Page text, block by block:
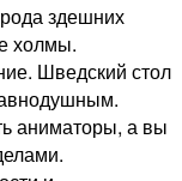
здешних
холмы.
Шведский стол
аниматоры, а вы